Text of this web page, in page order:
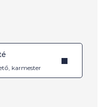
karmester